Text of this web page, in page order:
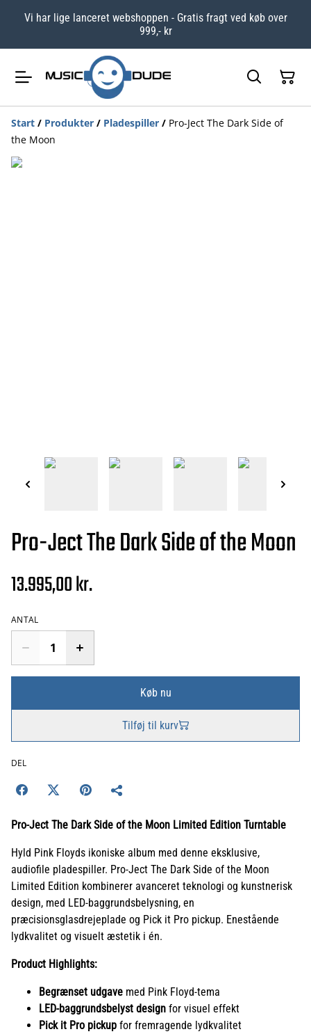
Vi har lige lanceret webshoppen - Gratis fragt ved køb over
999,- kr
Start / Produkter / Pladespiller / Pro-Ject The Dark Side of
the Moon
Pro-Ject The Dark Side of the Moon
13.995,00 kr.
ANTAL
Køb nu
Tilføj til kurv
DEL
Pro-Ject The Dark Side of the Moon Limited Edition Turntable
Hyld Pink Floyds ikoniske album med denne eksklusive,
audiofile pladespiller. Pro-Ject The Dark Side of the Moon
Limited Edition kombinerer avanceret teknologi og kunstnerisk
design, med LED-baggrundsbelysning, en
præcisionsglasdrejeplade og Pick it Pro pickup. Enestående
lydkvalitet og visuelt æstetik i én.
Product Highlights:
Begrænset udgave med Pink Floyd-tema
LED-baggrundsbelyst design for visuel effekt
Pick it Pro pickup for fremragende lydkvalitet